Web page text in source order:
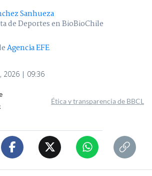
Sanhueza
de Deportes en BioBioChile
Agencia EFE
2026 | 09:36
Ética y transparencia de BBCL